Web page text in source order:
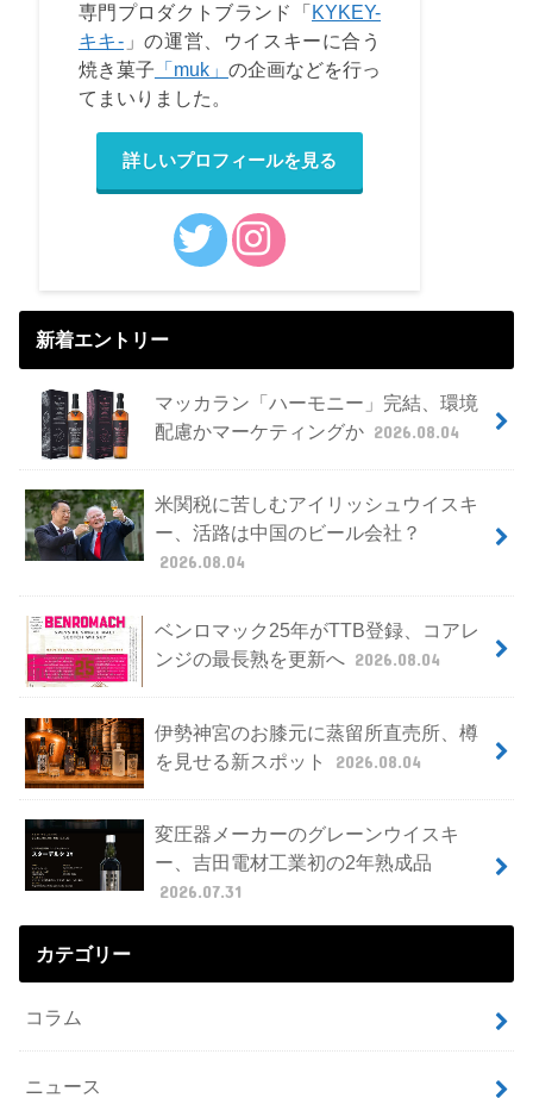
専門プロダクトブランド「KYKEY-
キキ- 」の運営、ウイスキーに合う
焼き菓子 「muk」 の企画などを行っ
てまいりました。
詳しいプロフィールを見る
新着エントリー
マッカラン「ハーモニー」完結、環境
配慮かマーケティングか 2026.08.04
米関税に苦しむアイリッシュウイスキ
ー、活路は中国のビール会社？
2026.08.04
ベンロマック25年がTTB登録、コアレ
ンジの最長熟を更新へ 2026.08.04
伊勢神宮のお膝元に蒸留所直売所、樽
を見せる新スポット
2026.08.04
変圧器メーカーのグレーンウイスキ
ー、吉田電材工業初の2年熟成品
2026.07.31
カテゴリー
コラム
ニュース